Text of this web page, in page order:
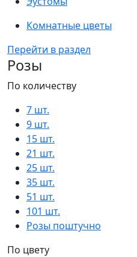
Комнатные цветы
Перейти в раздел
Розы
По количеству
7 шт.
9 шт.
15 шт.
21 шт.
25 шт.
35 шт.
51 шт.
101 шт.
Розы поштучно
По цвету